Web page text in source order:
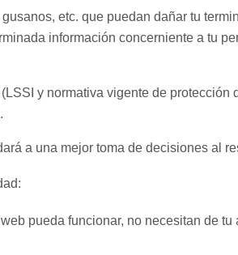
etc. que puedan dañar tu
información concerniente a tu
y normativa vigente de protección
a una mejor toma de decisiones al
pueda funcionar, no necesitan de